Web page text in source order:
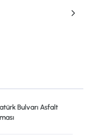
Bulvarı Asfalt